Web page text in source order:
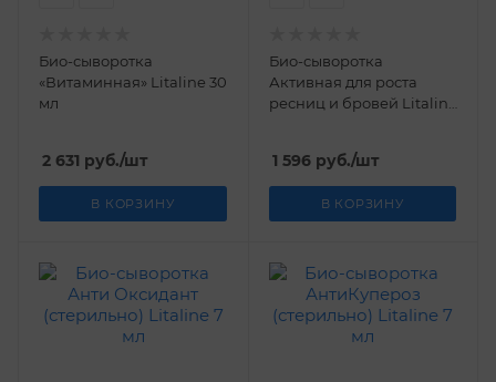
Био-сыворотка
«Витаминная» Litaline 30
мл
2 631 руб./шт
В КОРЗИНУ
Био-сыворотка
Активная для роста
ресниц и бровей Litaline
1 596руб./шт
В КОРЗИНУ